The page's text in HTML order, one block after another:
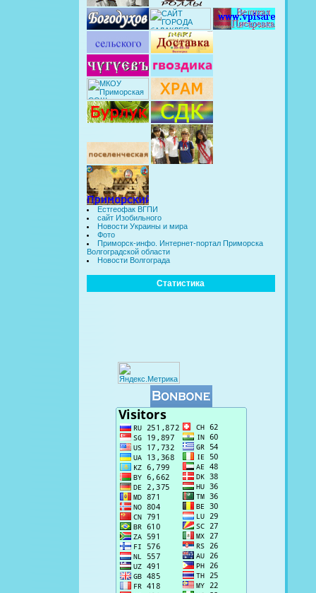
Естгеофак ВГПИ
сайт Изобильного
Новости Украины и мира
Фото
Приморск-инфо. Интернет-портал Приморска
Волгоградской области
Новости Волгограда
Статистика